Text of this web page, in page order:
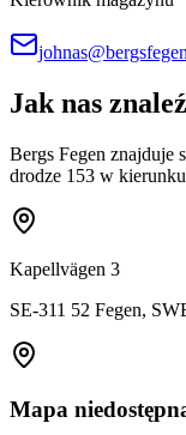
Jak nas
Bergs Fegen znajduje
drodze 153 w
Kapellvägen 3
SE-311 52 Fegen,
Mapa